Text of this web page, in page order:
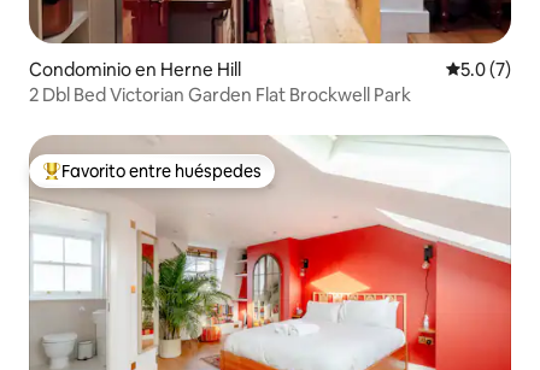
Condominio en Herne Hill
5.0 (7)
2 Dbl Bed Victorian Garden Flat Brockwell Park
De los mejores en Favorito entre huéspedes
Favorito entre huéspedes